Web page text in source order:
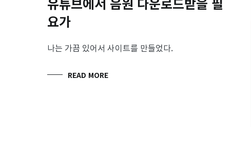
요가
나는 가끔 있어서 사이트를 만들었다.
READ MORE